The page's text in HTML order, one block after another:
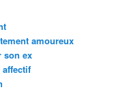
amoureux
son ex